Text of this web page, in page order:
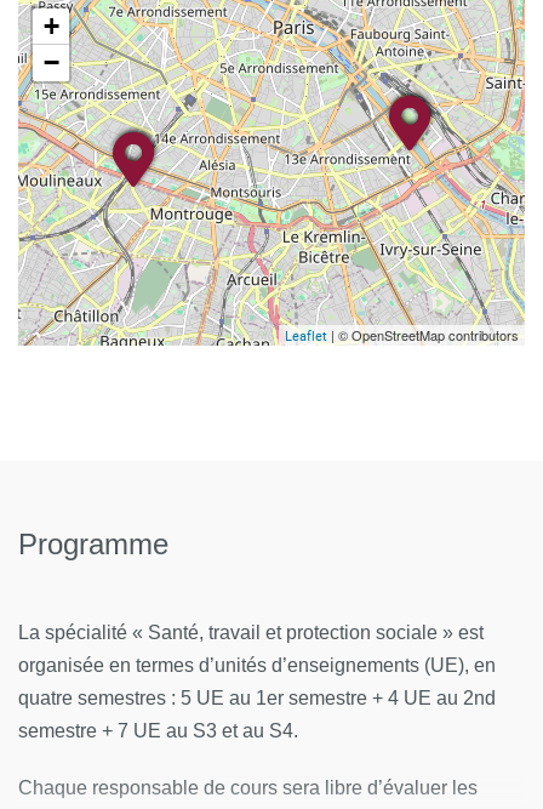
+
−
Leaflet | © OpenStreetMap contributors
Programme
La spécialité « Santé, travail et protection sociale » est
organisée en termes d’unités d’enseignements (UE), en
quatre semestres : 5 UE au 1er semestre + 4 UE au 2nd
semestre + 7 UE au S3 et au S4.
Chaque responsable de cours sera libre d’évaluer les